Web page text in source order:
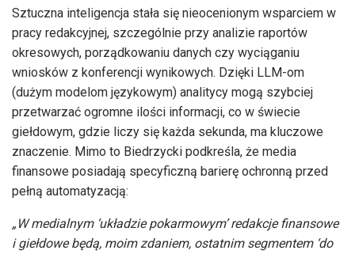
Sztuczna inteligencja stała się nieocenionym wsparciem w
pracy redakcyjnej, szczególnie przy analizie raportów
okresowych, porządkowaniu danych czy wyciąganiu
wniosków z konferencji wynikowych. Dzięki LLM-om
(dużym modelom językowym) analitycy mogą szybciej
przetwarzać ogromne ilości informacji, co w świecie
giełdowym, gdzie liczy się każda sekunda, ma kluczowe
znaczenie. Mimo to Biedrzycki podkreśla, że media
finansowe posiadają specyficzną barierę ochronną przed
pełną automatyzacją:
„W medialnym ‘układzie pokarmowym’ redakcje finansowe
i giełdowe będą, moim zdaniem, ostatnim segmentem ‘do